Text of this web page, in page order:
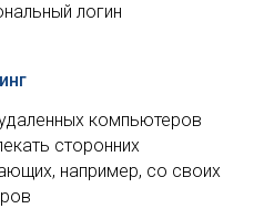
логин
компьютеров
сторонних
например, со своих